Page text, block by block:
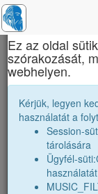
Névsor
Tanárok száma:356
találat
×
Ez az oldal
szórakozását,
webhelyen.
Kérjük, legyen
használatát a
Session-
tárolására
Ügyfél-
használatát